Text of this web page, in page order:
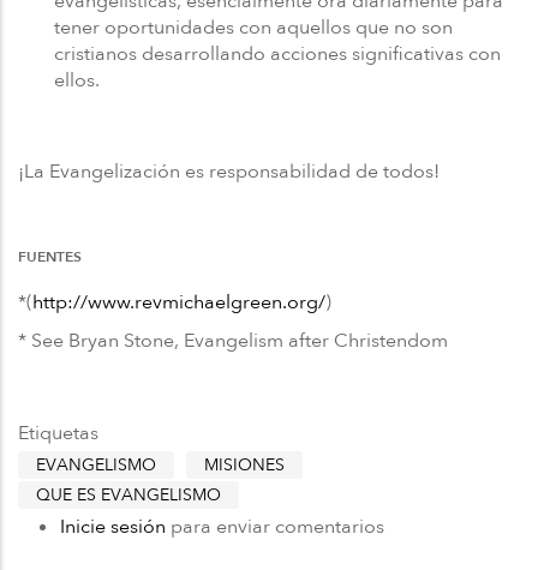
tener oportunidades con aquellos que no son
cristianos desarrollando acciones significativas con
ellos.
¡La Evangelización es responsabilidad de todos!
FUENTES
*(http://www.revmichaelgreen.org/)
* See Bryan Stone, Evangelism after Christendom
Etiquetas
EVANGELISMO
MISIONES
QUE ES EVANGELISMO
Inicie sesión para enviar comentarios